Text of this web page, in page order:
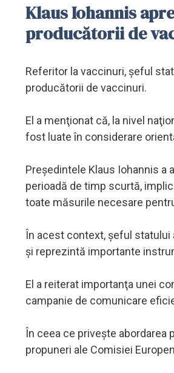
Klaus Iohannis
producătorii de
Referitor la vaccinuri, şeful
producătorii de vaccinuri.
El a menţionat că, la nivel
fost luate în considerare
Preşedintele Klaus Iohannis a
perioadă de timp scurtă,
toate măsurile necesare
În acest context, şeful statului
şi reprezintă importante
El a reiterat importanţa unei
campanie de comunicare
În ceea ce priveşte abordarea
propuneri ale Comisiei